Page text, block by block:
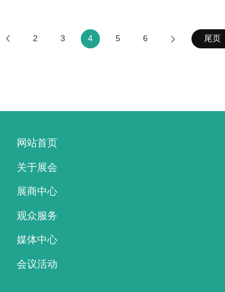
2 3 4 5 6 尾页
网站首页
关于展会
展商中心
观众服务
媒体中心
会议活动